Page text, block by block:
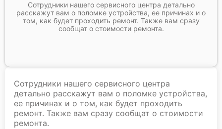
Сотрудники нашего сервисного центра детально
расскажут вам о поломке устройства, ее причинах и о
том, как будет проходить ремонт. Также вам сразу
сообщат о стоимости ремонта.
Сотрудники нашего сервисного центра
детально расскажут вам о поломке устройства,
ее причинах и о том, как будет проходить
ремонт. Также вам сразу сообщат о стоимости
ремонта.